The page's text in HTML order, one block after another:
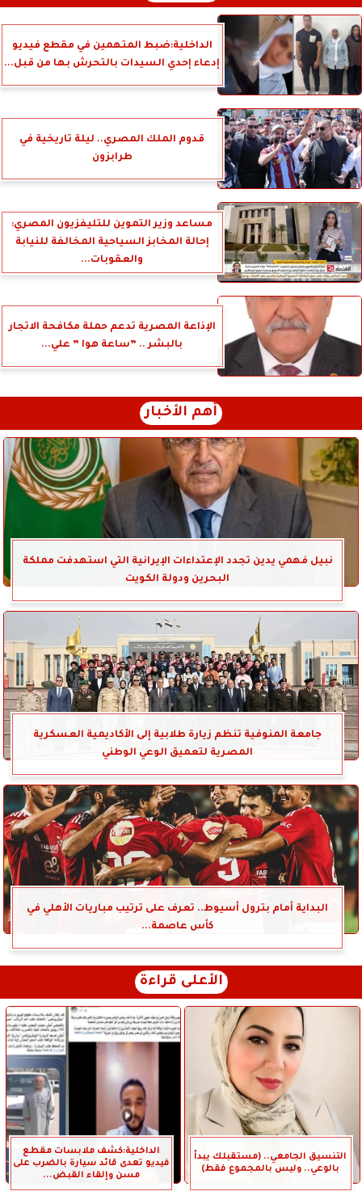
الداخلية:ضبط المتهمين في مقطع فيديو
إدعاء إحدي السيدات بالتحرش بها من قبل...
قدوم الملك المصري.. ليلة تاريخية في
طرابزون
مساعد وزير التموين للتليفزيون المصري:
إحالة المخابز السياحية المخالفة للنيابة
والعقوبات...
الإذاعة المصرية تدعم حملة مكافحة الاتجار
بالبشر .. ”ساعة هوا ” علي...
أهم الأخبار
نبيل فهمي يدين تجدد الإعتداءات الإيرانية التي استهدفت مملكة
البحرين ودولة الكويت
جامعة المنوفية تنظم زيارة طلابية إلى الأكاديمية العسكرية
المصرية لتعميق الوعي الوطني
البداية أمام بترول أسيوط.. تعرف على ترتيب مباريات الأهلي في
كأس عاصمة...
الأعلى قراءة
التنسيق الجامعي.. (مستقبلك يبدأ
بالوعي.. وليس بالمجموع فقط)
الداخلية:كشف ملابسات مقطع
فيديو تعدى قائد سيارة بالضرب على
مسن وإلقاء القبض...